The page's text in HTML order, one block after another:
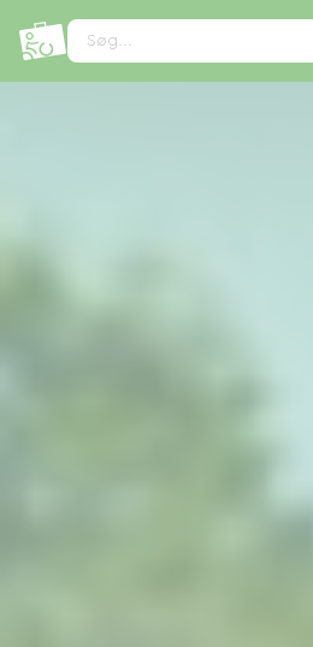
Søg...
CCookie-styringspanel